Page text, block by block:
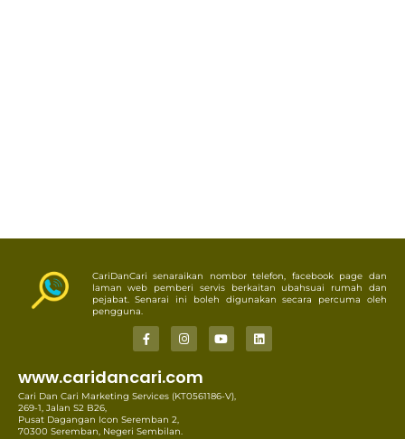
CariDanCari senaraikan nombor telefon, facebook page dan
laman web pemberi servis berkaitan ubahsuai rumah dan
pejabat. Senarai ini boleh digunakan secara percuma oleh
pengguna.
www.caridancari.com
Cari Dan Cari Marketing Services (KT0561186-V),
269-1, Jalan S2 B26,
Pusat Dagangan Icon Seremban 2,
70300 Seremban, Negeri Sembilan.